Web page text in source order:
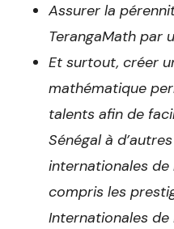
Assurer la
TerangaMath par
Et surtout, créer
mathématique
talents afin de
Sénégal à
internationales
compris les
Internationales de